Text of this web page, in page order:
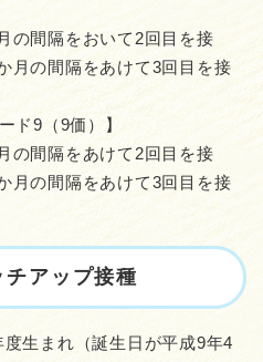
の間隔をおいて2回目を接
月の間隔をあけて3回目を接
ド9（9価）】
の間隔をあけて2回目を接
月の間隔をあけて3回目を接
アップ接種
生まれ（誕生日が平成9年4